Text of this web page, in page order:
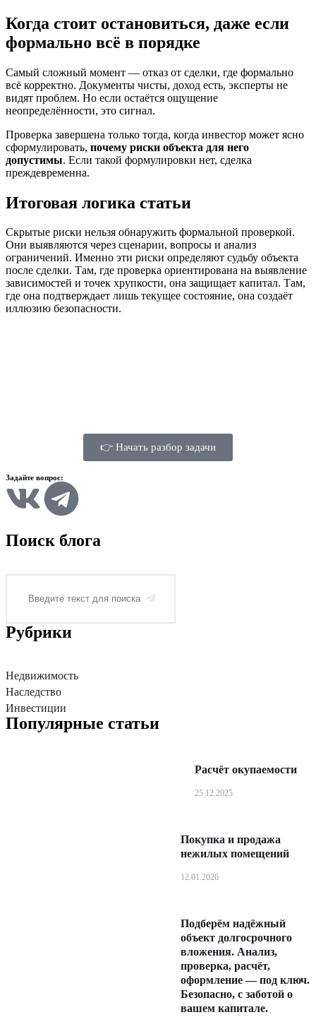
Когда стоит остановиться, даже если
формально всё в порядке
Самый сложный момент — отказ от сделки, где формально
всё корректно. Документы чисты, доход есть, эксперты не
видят проблем. Но если остаётся ощущение
неопределённости, это сигнал.
Проверка завершена только тогда, когда инвестор может ясно
сформулировать, почему риски объекта для него
допустимы. Если такой формулировки нет, сделка
преждевременна.
Итоговая логика статьи
Скрытые риски нельзя обнаружить формальной проверкой.
Они выявляются через сценарии, вопросы и анализ
ограничений. Именно эти риски определяют судьбу объекта
после сделки. Там, где проверка ориентирована на выявление
зависимостей и точек хрупкости, она защищает капитал. Там,
где она подтверждает лишь текущее состояние, она создаёт
иллюзию безопасности.
👉 Начать разбор задачи
Задайте вопрос:
Поиск блога
Рубрики
Недвижимость
Наследство
Инвестиции
Популярные статьи
Расчёт окупаемости
25.12.2025
Покупка и продажа
нежилых помещений
12.01.2026
Подберём надёжный
объект долгосрочного
вложения. Анализ,
проверка, расчёт,
оформление — под ключ.
Безопасно, с заботой о
вашем капитале.